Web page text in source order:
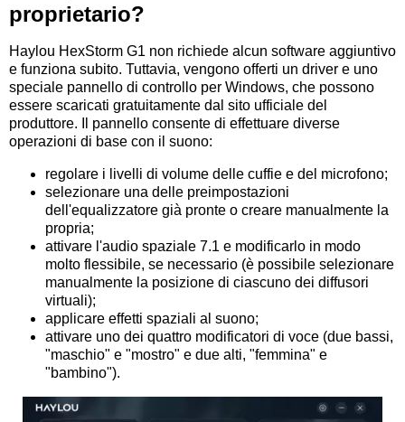
proprietario?
Haylou HexStorm G1 non richiede alcun software aggiuntivo
e funziona subito. Tuttavia, vengono offerti un driver e uno
speciale pannello di controllo per Windows, che possono
essere scaricati gratuitamente dal sito ufficiale del
produttore. Il pannello consente di effettuare diverse
operazioni di base con il suono:
regolare i livelli di volume delle cuffie e del microfono;
selezionare una delle preimpostazioni
dell'equalizzatore già pronte o creare manualmente la
propria;
attivare l'audio spaziale 7.1 e modificarlo in modo
molto flessibile, se necessario (è possibile selezionare
manualmente la posizione di ciascuno dei diffusori
virtuali);
applicare effetti spaziali al suono;
attivare uno dei quattro modificatori di voce (due bassi,
"maschio" e "mostro" e due alti, "femmina" e
"bambino").